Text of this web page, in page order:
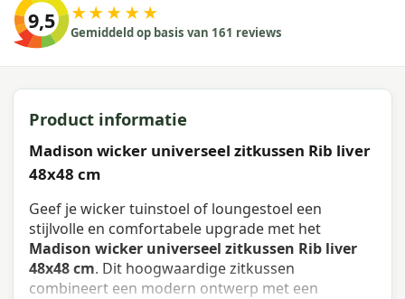
9,5 ★★★★★
Gemiddeld op basis van 161 reviews
Product informatie
Madison wicker universeel zitkussen Rib liver
48x48 cm
Geef je wicker tuinstoel of loungestoel een
stijlvolle en comfortabele upgrade met het
Madison wicker universeel zitkussen Rib liver
48x48 cm. Dit hoogwaardige zitkussen
combineert een modern ontwerp met een